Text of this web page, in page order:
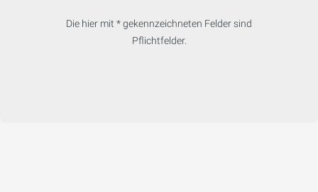
Die hier mit * gekennzeichneten Felder sind
Pflichtfelder.